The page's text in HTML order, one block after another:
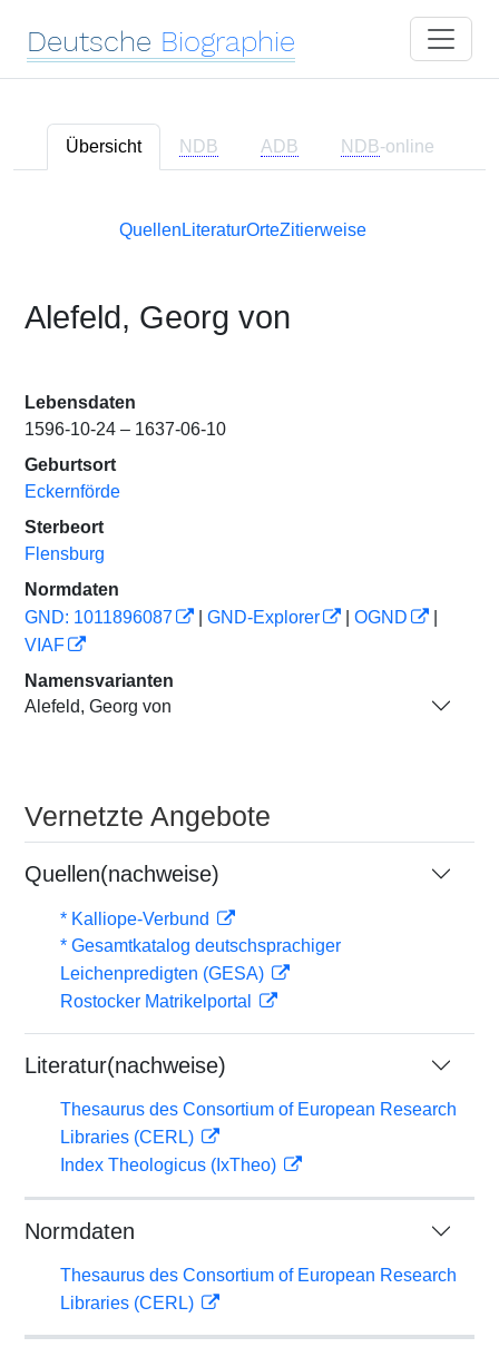
Deutsche Biographie
Übersicht NDB ADB NDB-online
Quellen LiteraturOrteZitierweise
Alefeld, Georg von
Lebensdaten
1596-10-24 – 1637-06-10
Geburtsort
Eckernförde
Sterbeort
Flensburg
Normdaten
GND: 1011896087
GND-Explorer OGND
VIAF
Namensvarianten
Alefeld, Georg von
Vernetzte Angebote
Quellen(nachweise)
* Kalliope-Verbund
* Gesamtkatalog deutschsprachiger
Leichenpredigten (GESA)
Rostocker Matrikelportal
Literatur(nachweise)
Thesaurus des Consortium of European Research
Libraries (CERL)
Index Theologicus (IxTheo)
Normdaten
Thesaurus des Consortium of European Research
Libraries (CERL)